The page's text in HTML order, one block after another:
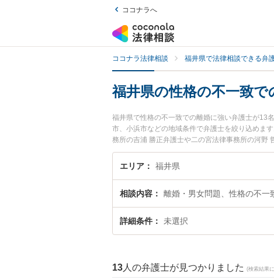
ココナラへ
ココナラ法律相談 福井県で法律相談できる弁
福井県の性格の不一致
福井県で性格の不一致での離婚に強い弁護士が13
市、小浜市などの地域条件で弁護士を絞り込めま
務所の吉浦 勝正弁護士や二の宮法律事務所の河野
す。『福井県で土日や夜間に発生した性格の不一
したい』『初回相談無料で性格の不一致での離婚
エリア 福井県
相談内容 離婚・男女問題、性格の不一
詳細条件 未選択
13 人の弁護士が見つかりました (検索結果